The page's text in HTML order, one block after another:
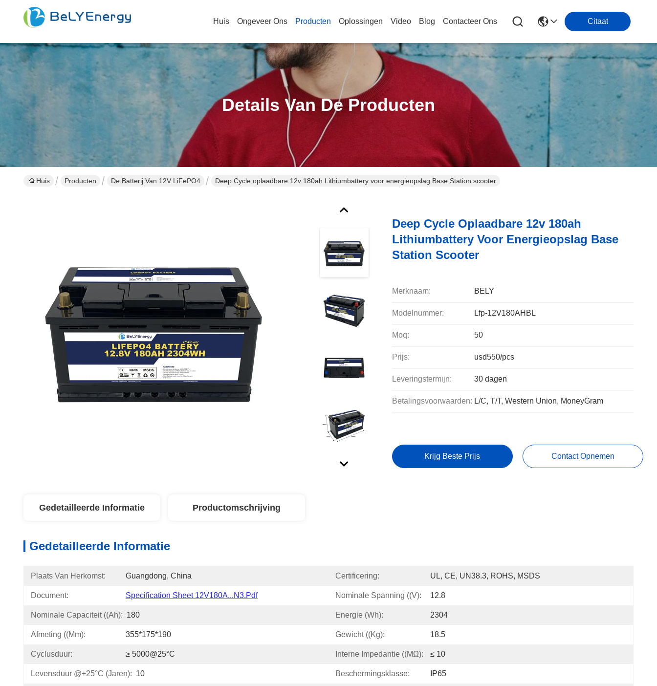
Huis Ongeveer Ons Producten Oplossingen Video Blog Contacteer Ons Citaat
Details Van De Producten
Huis Producten De Batterij Van 12V LiFePO4 Deep Cycle oplaadbare 12v 180ah Lithiumbattery voor energieopslag Base Station scooter
Deep Cycle Oplaadbare 12v 180ah
Lithiumbattery Voor Energieopslag Base
Station Scooter
Merknaam: BELY
Modelnummer: Lfp-12V180AHBL
Moq: 50
Prijs: usd550/pcs
Leveringstermijn: 30 dagen
Betalingsvoorwaarden: L/C, T/T, Western Union, MoneyGram
Krijg Beste Prijs Contact Opnemen
Gedetailleerde Informatie Productomschrijving
Gedetailleerde Informatie
Plaats Van Herkomst: Guangdong, China Certificering: UL, CE, UN38.3, ROHS, MSDS
Document: Specification Sheet 12V180A...N3.pdf Nominale Spanning ((V): 12.8
Nominale Capaciteit ((Ah): 180 Energie (Wh): 2304
Afmeting ((mm): 355*175*190 Gewicht ((kg): 18.5
Cyclusduur: ≥ 5000@25°C Interne Impedantie ((mΩ): ≤ 10
Levensduur @+25°C (jaren): 10 Beschermingsklasse: IP65